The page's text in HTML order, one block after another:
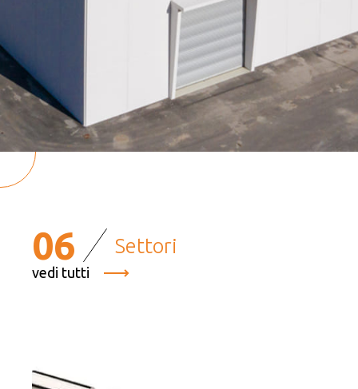
06 Settori
vedi tutti